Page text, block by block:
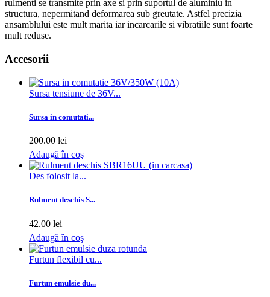
rulmenti se transmite prin axe si prin suportul de aluminiu in
structura, nepermitand deformarea sub greutate. Astfel precizia
ansamblului este mult marita iar incarcarile si vibratiile sunt foarte
mult reduse.
Accesorii
Sursa tensiune de 36V...
Sursa in comutati...
200.00 lei
Adaugă în coş
Des folosit la...
Rulment deschis S...
42.00 lei
Adaugă în coş
Furtun flexibil cu...
Furtun emulsie du...